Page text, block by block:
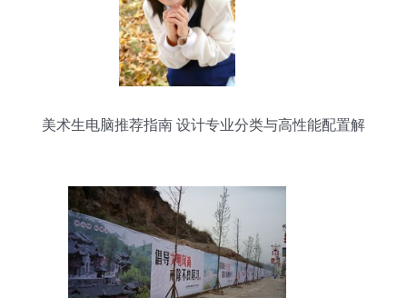
美术生电脑推荐指南 设计专业分类与高性能配置解